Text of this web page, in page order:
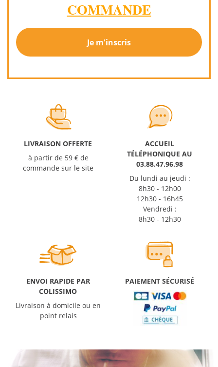
COMMANDE
Je m'inscris
LIVRAISON OFFERTE
à partir de 59 € de
commande sur le site
ACCUEIL
TÉLÉPHONIQUE AU
03.88.47.96.98
Du lundi au jeudi :
8h30 - 12h00
12h30 - 16h45
Vendredi :
8h30 - 12h30
ENVOI RAPIDE PAR
COLISSIMO
Livraison à domicile ou en
point relais
PAIEMENT SÉCURISÉ